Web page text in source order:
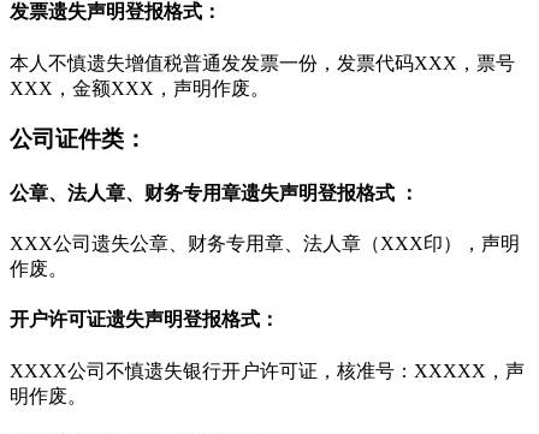
发票遗失声明登报格式：
本人不慎遗失增值税普通发发票一份，发票代码XXX，票号
XXX，金额XXX，声明作废。
公司证件类：
公章、法人章、财务专用章遗失声明登报格式 ：
XXX公司遗失公章、财务专用章、法人章（XXX印），声明
作废。
开户许可证遗失声明登报格式：
XXXX公司不慎遗失银行开户许可证，核准号：XXXXX，声
明作废。